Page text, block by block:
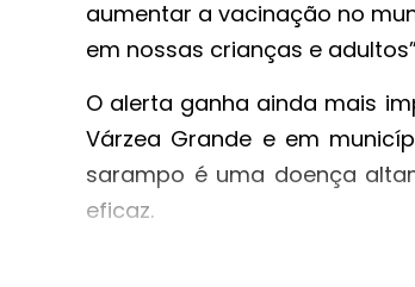
aumentar a vacinação no
em nossas crianças e
O alerta ganha ainda mais
Várzea Grande e em
sarampo é uma doença
eficaz.